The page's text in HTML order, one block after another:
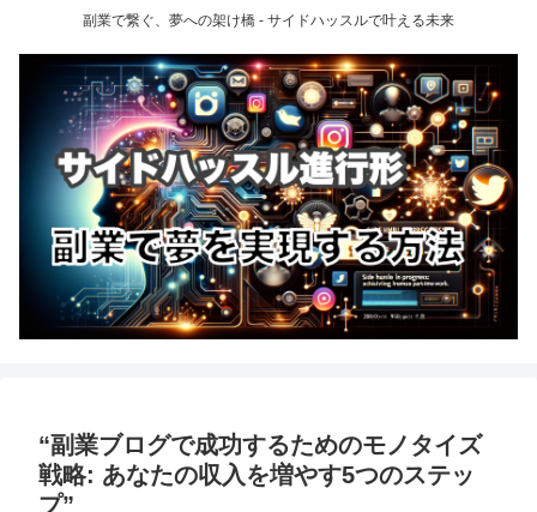
副業で繋ぐ、夢への架け橋 - サイドハッスルで叶える未来
“副業ブログで成功するためのモノタイズ
戦略: あなたの収入を増やす5つのステッ
プ”